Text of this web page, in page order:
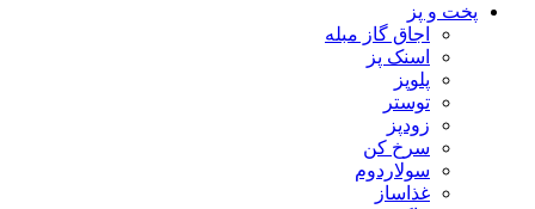
پخت و پز
اجاق گاز مبله
اسنک پز
پلوپز
توستر
زودپز
سرخ کن
سولاردوم
غذاساز